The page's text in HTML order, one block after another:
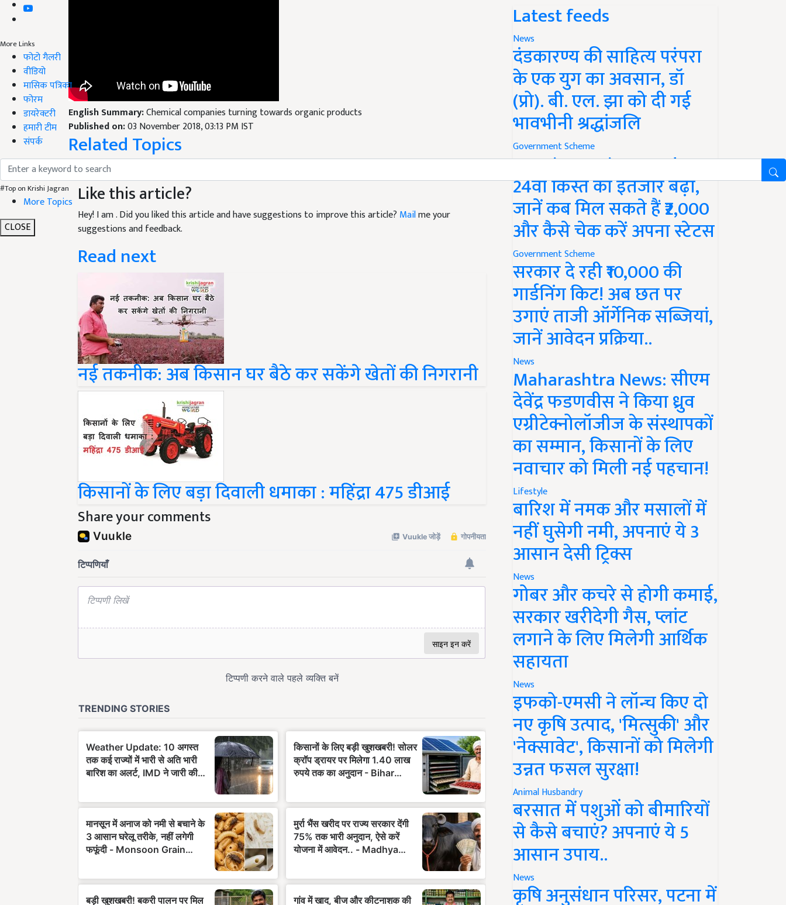
More Links
फोटो गैलरी
वीडियो
मासिक पत्रिका
फोरम
डायरेक्टरी
हमारी टीम
संपर्क
#Top on Krishi Jagran
More Topics
CLOSE
English Summary:Chemical companies turning towards organic products
Published on:03 November 2018, 03:13 PM IST
Related Topics
जैविकउत्पादों
Like this article?
Hey! I am. Did you liked this article and have suggestions to improve this article? Mailme your
suggestions and feedback.
Read next
नई तकनीक: अब किसान घर बैठे कर सकेंगे खेतों की निगरानी
किसानों के लिए बड़ा दिवाली धमाका : महिंद्रा 475 डीआई
Share your comments
Latest feeds
News
दंडकारण्य की साहित्य परंपरा
के एक युग का अवसान, डॉ
(प्रो). बी. एल. झा को दी गई
भावभीनी श्रद्धांजलि
Government Scheme
PM Kisan Yojana Update:
24वीं किस्त का इंतजार बढ़ा,
जानें कब मिल सकते हैं ₹2,000
और कैसे चेक करें अपना स्टेटस
Government Scheme
सरकार दे रही ₹10,000 की
गार्डनिंग किट! अब छत पर
उगाएं ताजी ऑर्गेनिक सब्जियां,
जानें आवेदन प्रक्रिया..
News
Maharashtra News: सीएम
देवेंद्र फडणवीस ने किया ध्रुव
एग्रीटेक्नोलॉजीज के संस्थापकों
का सम्मान, किसानों के लिए
नवाचार को मिली नई पहचान!
Lifestyle
बारिश में नमक और मसालों में
नहीं घुसेगी नमी, अपनाएं ये 3
आसान देसी ट्रिक्स
News
गोबर और कचरे से होगी कमाई,
सरकार खरीदेगी गैस, प्लांट
लगाने के लिए मिलेगी आर्थिक
सहायता
News
इफको-एमसी ने लॉन्च किए दो
नए कृषि उत्पाद, 'मित्सुकी' और
'नेक्सावेट', किसानों को मिलेगी
उन्नत फसल सुरक्षा!
Animal Husbandry
बरसात में पशुओं को बीमारियों
से कैसे बचाएं? अपनाएं ये 5
आसान उपाय..
News
कृषि अनुसंधान परिसर, पटना में